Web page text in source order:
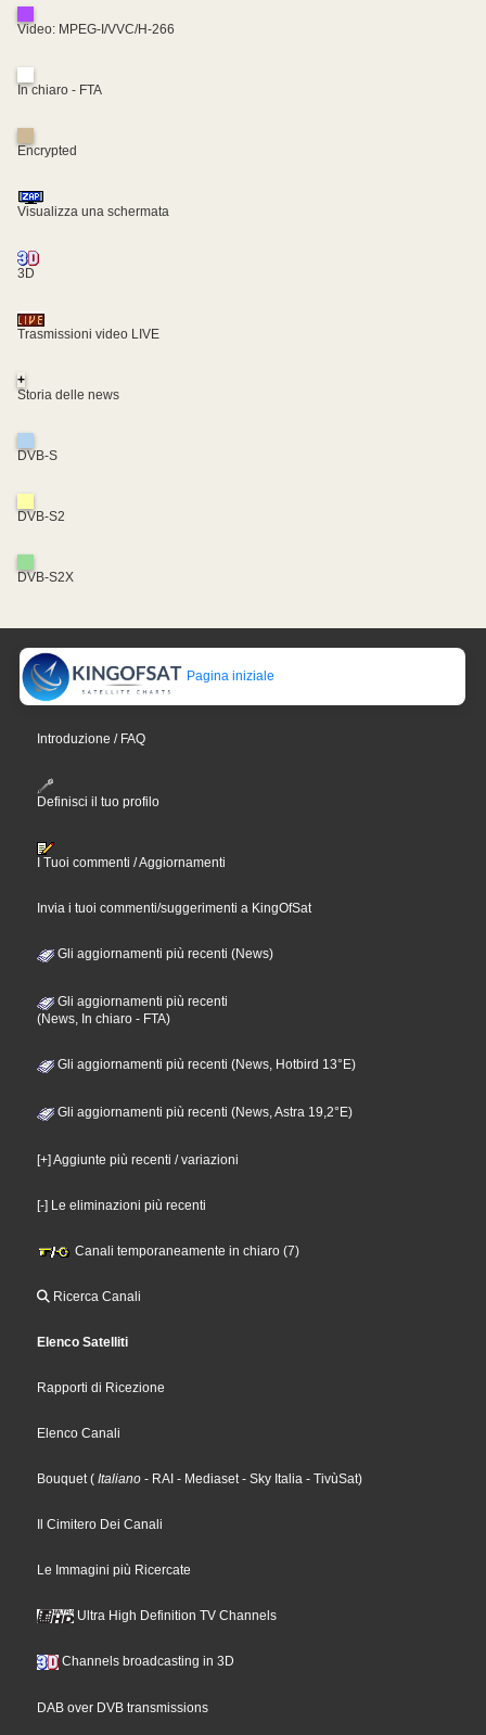
Video: MPEG-I/VVC/H-266
In chiaro - FTA
Encrypted
Visualizza una schermata
3D
Trasmissioni video LIVE
+
Storia delle news
DVB-S
DVB-S2
DVB-S2X
Pagina iniziale
Introduzione / FAQ
Definisci il tuo profilo
I Tuoi commenti / Aggiornamenti
Invia i tuoi commenti/suggerimenti a KingOfSat
Gli aggiornamenti più recenti (News)
Gli aggiornamenti più recenti
(News, In chiaro - FTA)
Gli aggiornamenti più recenti (News, Hotbird 13°E)
Gli aggiornamenti più recenti (News, Astra 19,2°E)
[+] Aggiunte più recenti / variazioni
[-] Le eliminazioni più recenti
Canali temporaneamente in chiaro (7)
Ricerca Canali
Elenco Satelliti
Rapporti di Ricezione
Elenco Canali
Bouquet ( Italiano - RAI - Mediaset - Sky Italia - TivùSat)
Il Cimitero Dei Canali
Le Immagini più Ricercate
Ultra High Definition TV Channels
Channels broadcasting in 3D
DAB over DVB transmissions